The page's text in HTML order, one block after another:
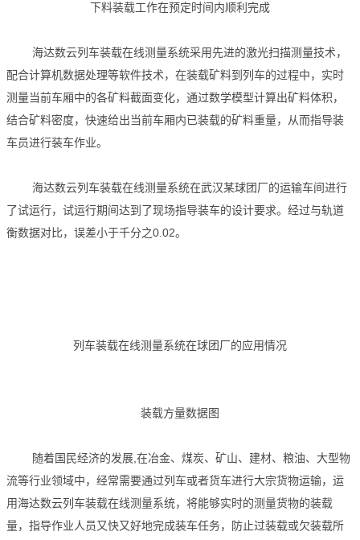
下料装载工作在预定时间内顺利完成
海达数云列车装载在线测量系统采用先进的激光扫描测量技术，
配合计算机数据处理等软件技术，在装载矿料到列车的过程中，实时
测量当前车厢中的各矿料截面变化，通过数学模型计算出矿料体积，
结合矿料密度，快速给出当前车厢内已装载的矿料重量，从而指导装
车员进行装车作业。
海达数云列车装载在线测量系统在武汉某球团厂的运输车间进行
了试运行，试运行期间达到了现场指导装车的设计要求。经过与轨道
衡数据对比，误差小于千分之0.02。
列车装载在线测量系统在球团厂的应用情况
装载方量数据图
随着国民经济的发展,在冶金、煤炭、矿山、建材、粮油、大型物
流等行业领域中，经常需要通过列车或者货车进行大宗货物运输，运
用海达数云列车装载在线测量系统，将能够实时的测量货物的装载
量，指导作业人员又快又好地完成装车任务，防止过装载或欠装载所